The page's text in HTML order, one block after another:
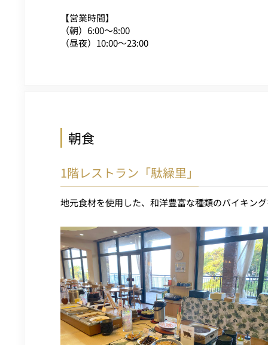
【営業時間】
（朝）6:00～8:00
（昼夜）10:00～23:00
朝食
1階レストラン「駄繰里」
地元食材を使用した、和洋豊富な種類のバイキン